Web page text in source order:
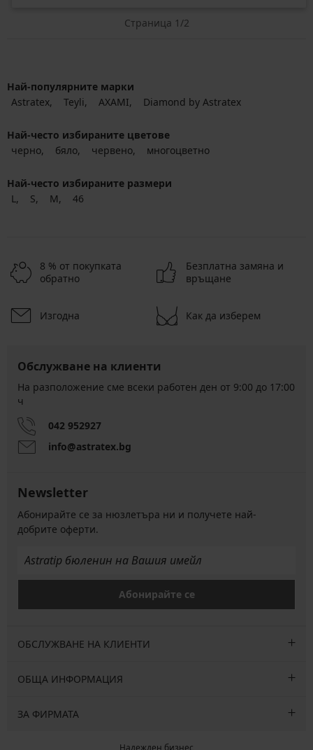
Страница 1/2
Най-популярните марки
Astratex
Teyli AXAMI Diamond by Astratex
Най-често избираните цветове
черно
бяло червено многоцветно
Най-често избираните размери
L
S M 46
8 % от покупката
обратно
Безплатна замяна и
връщане
Изгодна Как да изберем
Обслужване на клиенти
На разположение сме всеки работен ден от 9:00 до 17:00
ч
042 952927
info@astratex.bg
Newsletter
Абонирайте се за нюзлетъра ни и получете най-
добрите оферти.
Абонирайте се
ОБСЛУЖВАНЕ НА КЛИЕНТИ
ОБЩА ИНФОРМАЦИЯ
ЗА ФИРМАТА
Надежден бизнес